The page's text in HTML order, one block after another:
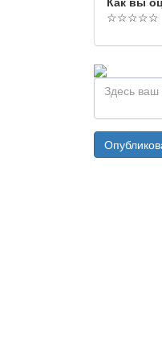
☆☆☆☆☆